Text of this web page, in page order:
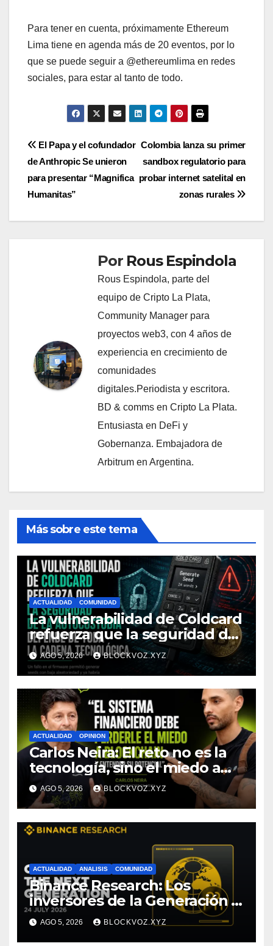
Para tener en cuenta, próximamente Ethereum
Lima tiene en agenda más de 20 eventos, por lo
que se puede seguir a @ethereumlima en redes
sociales, para estar al tanto de todo.
Navegación
de
entradas
Colombia lanza su primer
sandbox regulatorio para
probar internet satelital en
zonas rurales
El Papa y el cofundador
de Anthropic Se unieron
para presentar “Magnifica
Humanitas”
Por Rous Espindola
Rous Espindola, parte del
equipo de Cripto La Plata,
Community Manager para
proyectos web3, con 4 años de
experiencia en crecimiento de
comunidades
digitales.Periodista y escritora.
BD & comms en Cripto La Plata.
Entusiasta en DeFi y
Gobernanza. Embajadora de
Arbitrum en Argentina.
Más sobre este tema
ACTUALIDAD COMUNIDAD
La vulnerabilidad de Coldcard
refuerza que la seguridad de
la autocustodia depende de
toda la cadena tecnológica,
afirma CoinEx Research
AGO 5, 2026 BLOCKVOZ.XYZ
ACTUALIDAD OPINION
Carlos Neira: El reto no es la
tecnología, sino el miedo a
entenderla
AGO 5, 2026 BLOCKVOZ.XYZ
ACTUALIDAD ANALISIS COMUNIDAD
Binance Research: Los
inversores de la Generación Z
empiezan más jóvenes y
muestran mayor disciplina
AGO 5, 2026 BLOCKVOZ.XYZ